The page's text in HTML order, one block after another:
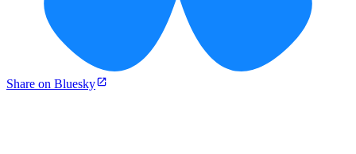
Share on Bluesky